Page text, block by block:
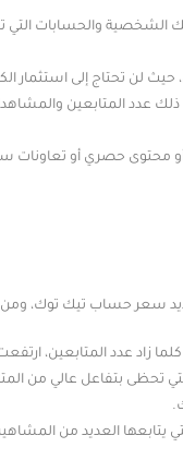
الشخصية والحسابات
حيث لن تحتاج إلى استثمار
عدد المتابعين
محتوى حصري أو تعاونات
سعر حساب تيك توك، ومن
زاد عدد المتابعين،
تحظى بتفاعل عالي من
العديد من المشاهير